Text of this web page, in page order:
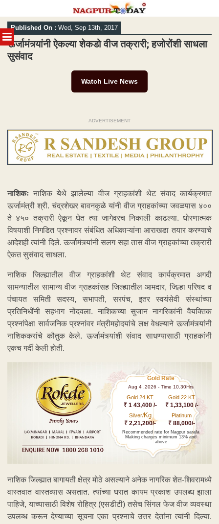
MENU
Skip
to
content
Published On : Wed, Sep 13th, 2017
ऊर्जामंत्र्यांनी ऐकल्या शेकडो वीज तक्रारी; हजोरोंशी साधला
सुसंवाद
Watch Live News
ADVERTISEMENT
नाशिकः नाशिक येथे झालेल्या वीज ग्राहकांशी थेट संवाद कार्यक्रमात
ऊर्जामंत्री श्री. चंद्रशेखर बावनकुळे यांनी वीज ग्राहकांच्या जवळपास ४००
ते ४५० तक्रारी ऐकून घेत त्या जागेवरच निकाली काढल्या. धोरणात्मक
विषयाशी निगडित प्रश्नावर संबंधित अधिकाऱ्यांना आराखडा तयार करण्याचे
आदेशही त्यांनी दिले. ऊर्जामंत्र्यांनी सलग सहा तास वीज ग्राहकांच्या तक्रारी
ऐकत सुसंवाद साधला.
नाशिक जिल्ह्यातील वीज ग्राहकांशी थेट संवाद कार्यक्रमात अगदी
सामन्यातील सामान्य वीज ग्राहकांसह जिल्ह्यातील आमदार, जिल्हा परिषद व
पंचायत समिती सदस्य, सभापती, सरपंच, इतर स्वयंसेवी संस्थांच्या
प्रतिनिधींनी सहभाग नोंदवला. नाशिकच्या सुजान नागरिकांनी वैयक्तिक
प्रश्नांपेक्षा सार्वजनिक प्रश्नांवर मंत्रीमहोदयांचे लक्ष वेधल्याने ऊर्जामंत्र्यांनी
नाशिककरांचे कौतुक केले. ऊर्जामंत्र्यांशी संवाद साधण्यासाठी ग्राहकांनी
एकच गर्दी केली होती.
Gold Rate
Aug 4 ,2026 - Time 10.30Hrs
Gold 24 KT
₹ 1 43,400 /-
Gold 22 KT
₹ 1,33,100 /-
Silver/Kg
₹ 2,21,200/-
Platinum
₹ 88,000/-
Recommended rate for Nagpur sarafa
Making charges minimum 13% and
above
नाशिक जिल्ह्यात बागायती क्षेत्र मोठे असल्याने अनेक नागरिक शेत-शिवरामध्ये
वास्तवात वास्तव्यास असतात. त्यांच्या घरात कायम प्रकाश उपलब्ध झाला
पाहिजे, याच्यासाठी विशेष रोहित्र (एसडीटी) तसेच सिंगल फेज वीज व्यवस्था
उपलब्ध करून देण्याच्या सूचना एका प्रश्नाचे उत्तर देतांना त्यांनी दिल्या.